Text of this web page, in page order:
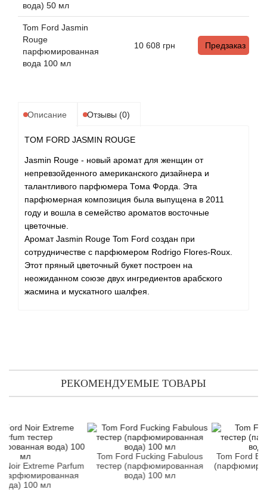
вода) 50 мл
Tom Ford Jasmin
Rouge
парфюмированная
вода 100 мл
10 608 грн Предзаказ
Описание Отзывы (0)
TOM FORD JASMIN ROUGE
Jasmin Rouge - новый аромат для женщин от
непревзойденного американского дизайнера и
талантливого парфюмера Тома Форда. Эта
парфюмерная композиция была выпущена в 2011
году и вошла в семейство ароматов восточные
цветочные.
Аромат Jasmin Rouge Tom Ford создан при
сотрудничестве с парфюмером Rodrigo Flores-Roux.
Этот пряный цветочный букет построен на
неожиданном союзе двух ингредиентов арабского
жасмина и мускатного шалфея.
РЕКОМЕНДУЕМЫЕ ТОВАРЫ
Parfum
мл
Tom Ford Fucking Fabulous
тестер (парфюмированная
вода) 100 мл
Tom Ford Ebene
Alfred Dunhill
Alyson Oldoini
Amouage
Amouroud
Andre L'Arom
Angel Schlesser
Anima Mundi
Anna Sui
Antonio Banderas
Antonio Puig